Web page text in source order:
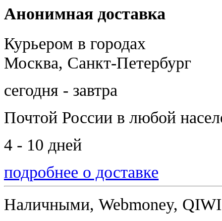
Анонимная доставка
Курьером в городах
Москва, Санкт-Петербург
сегодня - завтра
Почтой России в любой
4 - 10 дней
подробнее о доставке
Наличными, Webmoney,